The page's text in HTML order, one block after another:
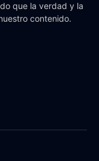
que la verdad y la
contenido.